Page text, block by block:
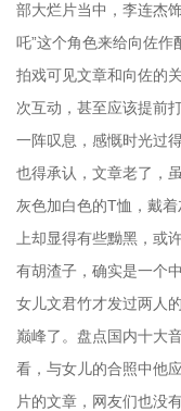
部大烂片当中，李连杰
吒”这个角色来给向佐
拍戏可见文章和向佐的
次互动，甚至应该提前
一阵叹息，感慨时光过
也得承认，文章老了，
灰色加白色的T恤，戴
上却显得有些黝黑，或
有胡渣子，确实是一个
女儿文君竹才发过两人
巅峰了。盘点国内十大
看，与女儿的合照中他
片的文章，网友们也没